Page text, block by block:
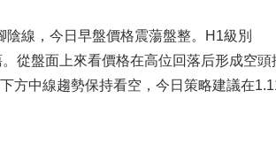
線，今日早盤價格震蕩盤整。H1級別
從盤面上來看價格在高位回落后形成空頭
方中線趨勢保持看空，今日策略建議在